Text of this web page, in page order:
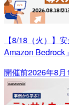
【8/18（火）】
Amazon Bedrock
開催前2026年8月